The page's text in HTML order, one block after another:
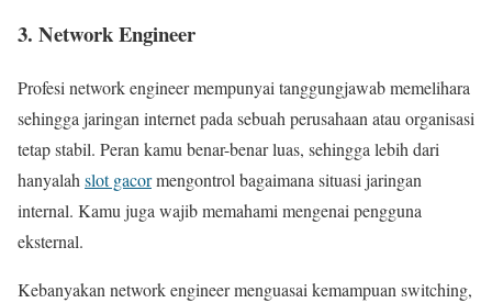
3. Network Engineer
Profesi network engineer mempunyai tanggungjawab memelihara
sehingga jaringan internet pada sebuah perusahaan atau organisasi
tetap stabil. Peran kamu benar-benar luas, sehingga lebih dari
hanyalah slot gacormengontrol bagaimana situasi jaringan
internal. Kamu juga wajib memahami mengenai pengguna
eksternal.
Kebanyakan network engineer menguasai kemampuan switching,